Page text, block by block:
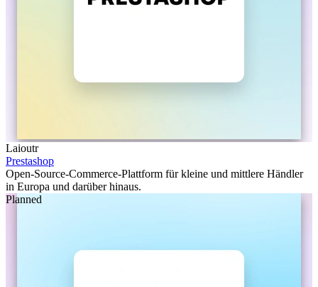
Laioutr
Prestashop
Open-Source-Commerce-Plattform für kleine und mittlere Händler
in Europa und darüber hinaus.
Planned